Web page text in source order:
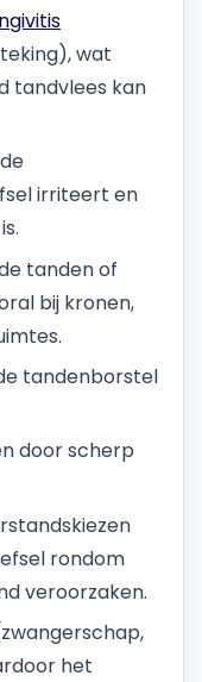
wat
tandvlees kan
irriteert en
tanden of
bij kronen,
tandenborstel
door scherp
rondom
veroorzaken.
het